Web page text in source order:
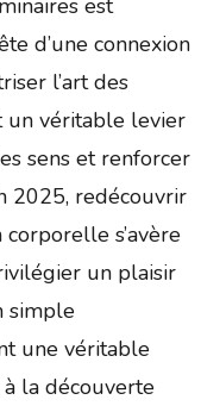
est
d’une connexion
l’art des
un véritable levier
sens et renforcer
2025, redécouvrir
s’avère
un plaisir
simple
une véritable
la découverte